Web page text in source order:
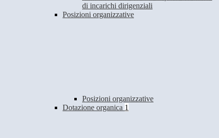
di incarichi dirigenziali
Posizioni organizzative
Posizioni organizzative
Dotazione organica 1